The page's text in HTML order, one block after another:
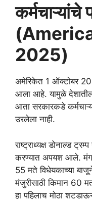
2025)
अमेरिकेत 1 ऑक्टोबर
आला आहे. यामुळे
आता सरकारकडे
उरलेला नाही.
राष्ट्राध्यक्ष डोनाल्ड
करण्यात अपयश आले.
55 मते विधेयकाच्या
मंजुरीसाठी किमान 60
हा पहिलाच मोठा